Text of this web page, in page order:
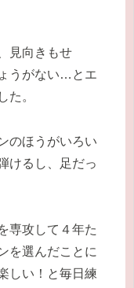
見向きもせ
うがない…とエ
た。
のほうがいろい
けるし、足だっ
専攻して４年た
を選んだことに
しい！と毎日練